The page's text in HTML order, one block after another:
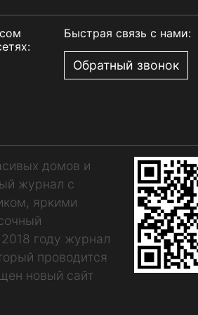
Быстрая связь с нами:
Обратный звонок
домов и
журнал с
яркими
году журнал
проводится
новый сайт